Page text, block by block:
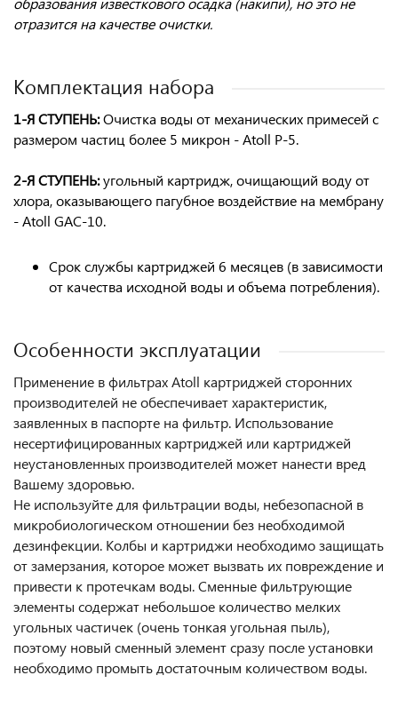
отразится на качестве очистки.
Комплектация набора
1-Я СТУПЕНЬ:Очистка воды от механических примесей с
размером частиц более 5 микрон -Atoll P-5.
2-Я СТУПЕНЬ:угольный картридж, очищающий воду от
хлора, оказывающего пагубное воздействие на мембрану
- Atoll GAC-10.
Срок службы картриджей 6 месяцев (в зависимости
от качества исходной воды и объема потребления).
Особенности эксплуатации
Применение в фильтрах Atoll картриджей сторонних
производителей не обеспечивает характеристик,
заявленных в паспорте на фильтр. Использование
несертифицированных картриджей или картриджей
неустановленных производителей может нанести вред
Вашему здоровью.
Не используйте для фильтрации воды, небезопасной в
микробиологическом отношении без необходимой
дезинфекции. Колбы и картриджи необходимо защищать
от замерзания, которое может вызвать их повреждение и
привести к протечкам воды. Сменные фильтрующие
элементы содержат небольшое количество мелких
угольных частичек (очень тонкая угольная пыль),
поэтому новый сменный элемент сразу после установки
необходимо промыть достаточным количеством воды.